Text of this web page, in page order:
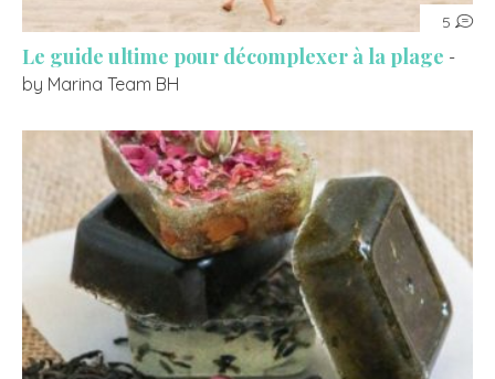
5
Le guide ultime pour décomplexer à la plage -
by Marina Team BH